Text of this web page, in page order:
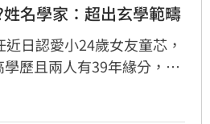
名學家：超出玄學範疇
日認愛小24歲女友童芯，
歷且兩人有39年緣分，引
背景遭網友起底，包括多